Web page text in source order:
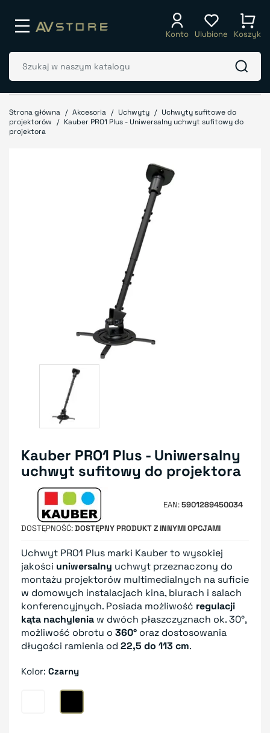
Konto Ulubione Koszyk
Strona główna Akcesoria Uchwyty
Uchwyty sufitowe do
projektorów
Kauber PRO1 Plus - Uniwersalny uchwyt sufitowy do
projektora
Kauber PRO1 Plus - Uniwersalny
uchwyt sufitowy do projektora
EAN 5901289450034
DOSTĘPNOŚĆ DOSTĘPNY PRODUKT Z INNYMI OPCJAMI
Uchwyt PRO1 Plus marki Kauber to wysokiej
jakości uniwersalny uchwyt przeznaczony do
montażu projektorów multimedialnych na suficie
w domowych instalacjach kina, biurach i salach
konferencyjnych. Posiada możliwość regulacji
kąta nachylenia w dwóch płaszczyznach ok. 30°,
możliwość obrotu o 360° oraz dostosowania
długości ramienia od 22,5 do 113 cm.
Kolor: Czarny
Biały Czarny